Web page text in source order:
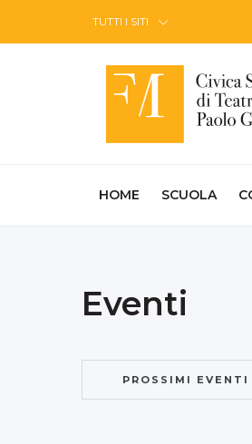
TUTTI I SITI
HOME (CURRENT)
SCUOLA
Eventi
PROSSIMI EVENTI